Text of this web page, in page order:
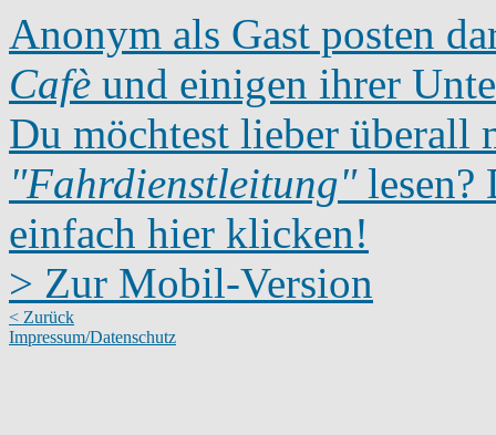
Anonym als Gast posten
Cafè und einigen ihrer
Du möchtest lieber überall
"Fahrdienstleitung"lesen?
einfach hier klicken!
> Zur Mobil-Version
< Zurück
Impressum/Datenschutz